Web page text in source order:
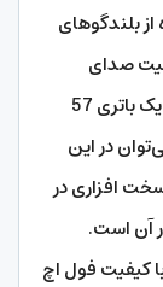
بلندگوهای
صدای
شفافی را به کاربر منتقل کند. در این لپ تاپ از یک باتری 57
در این
افزاری در
آن است.
کیفیت فول اچ